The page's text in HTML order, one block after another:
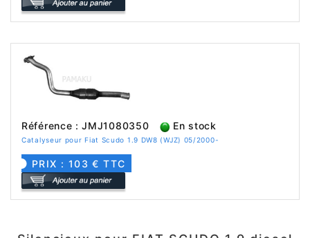
Référence : JMJ1080350 En stock
Catalyseur pour Fiat Scudo 1.9 DW8 (WJZ) 05/2000-
PRIX : 103 € TTC